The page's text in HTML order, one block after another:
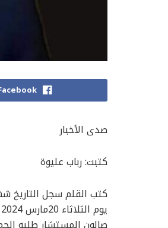
صدى الأخبار
كتبت: رباب عليوة
كتب القلم سجل التاريخ
يوم الثلاثاء 20مارس 2024